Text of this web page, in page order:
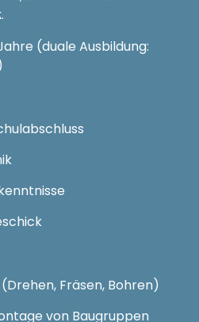
.
(duale Ausbildung:
Fräsen, Bohren)
von Baugruppen